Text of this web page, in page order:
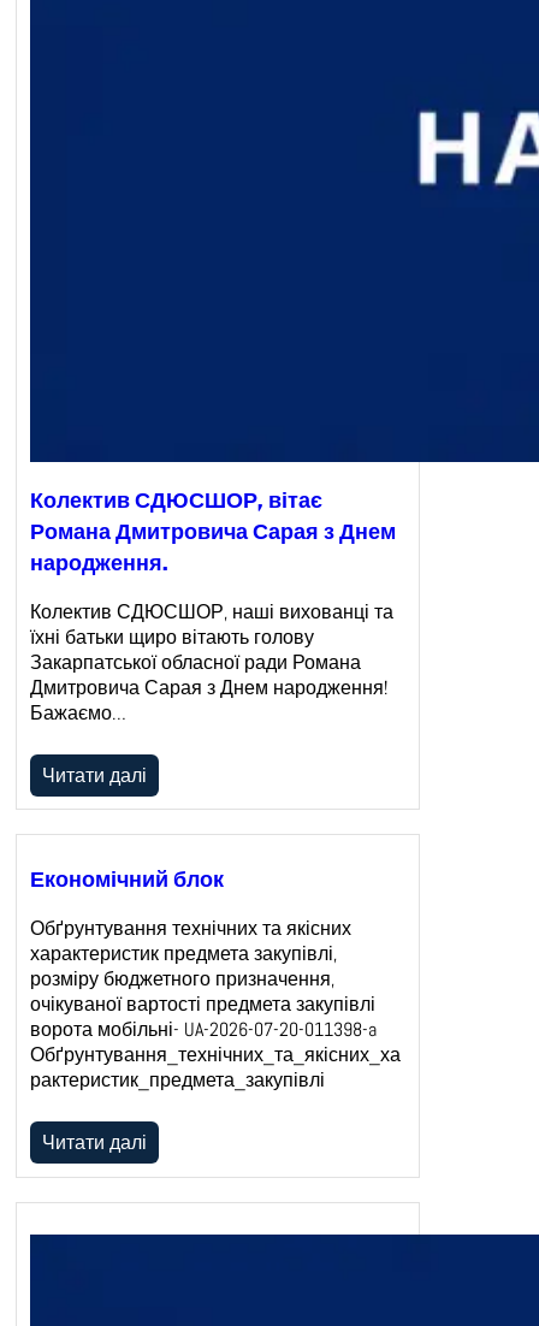
Колектив СДЮСШОР, вітає
Романа Дмитровича Сарая з Днем
народження.
Колектив СДЮСШОР, наші вихованці та
їхні батьки щиро вітають голову
Закарпатської обласної ради Романа
Дмитровича Сарая з Днем народження!
Бажаємо…
Читати далі
Економічний блок
Обґрунтування технічних та якісних
характеристик предмета закупівлі,
розміру бюджетного призначення,
очікуваної вартості предмета закупівлі
ворота мобільні- UA-2026-07-20-011398-a
Обґрунтування_технічних_та_якісних_ха
рактеристик_предмета_закупівлі
Читати далі